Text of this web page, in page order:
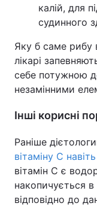
калій, для
судинного
Яку б саме рибу
лікарі
себе потужною
незамінними
Інші корисні
Раніше
вітаміну С
вітамін С є
накопичується в
відповідно до